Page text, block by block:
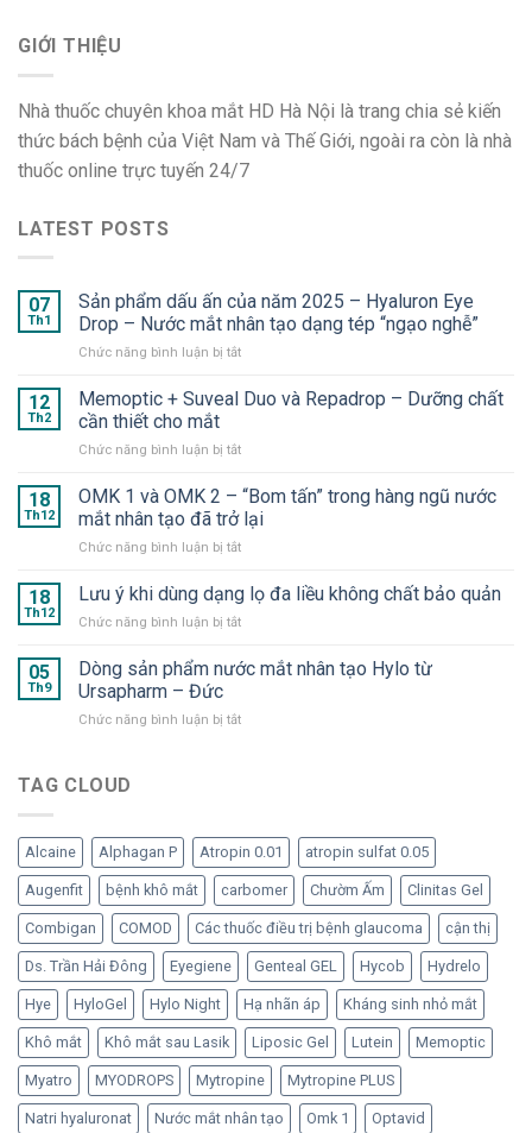
GIỚI THIỆU
Nhà thuốc chuyên khoa mắt HD Hà Nội là trang chia sẻ kiến
thức bách bệnh của Việt Nam và Thế Giới, ngoài ra còn là nhà
thuốc online trực tuyến 24/7
LATEST POSTS
07
Th1
Sản phẩm dấu ấn của năm 2025 – Hyaluron Eye
Drop – Nước mắt nhân tạo dạng tép “ngạo nghễ”
Chức năng bình luận bị tắtở
phẩm
của
2025
–
Hyaluron
Eye
–
tạo
tép
12
Th2
Memoptic + Suveal Duo và Repadrop – Dưỡng chất
cần thiết cho mắt
Chức năng bình luận bị tắtở
+
Suveal
Duo
và
–
chất
thiết
18
Th12
OMK 1 và OMK 2 – “Bom tấn” trong hàng ngũ nước
mắt nhân tạo đã trở lại
Chức năng bình luận bị tắtở
1
và
OMK
–
trong
tạo
đã
trở
lại
18
Th12
Lưu ý khi dùng dạng lọ đa liều không chất bảo quản
Chức năng bình luận bị tắtở
ý
dạng
bảo
quản
05
Th9
Dòng sản phẩm nước mắt nhân tạo Hylo từ
Ursapharm – Đức
Chức năng bình luận bị tắtở
nhân
tạo
Hylo
Ursapharm
–
Đức
TAG CLOUD
Alcaine Alphagan P Atropin 0.01 atropin sulfat 0.05
Augenfit bệnh khô mắt carbomer Chườm Ấm Clinitas Gel
Combigan COMOD Các thuốc điều trị bệnh glaucoma cận thị
Ds. Trần Hải Đông Eyegiene Genteal GEL Hycob Hydrelo
Hye HyloGel Hylo Night Hạ nhãn áp Kháng sinh nhỏ mắt
Khô mắt Khô mắt sau Lasik Liposic Gel Lutein Memoptic
Myatro MYODROPS Mytropine Mytropine PLUS
Natri hyaluronat Nước mắt nhân tạo Omk 1 Optavid